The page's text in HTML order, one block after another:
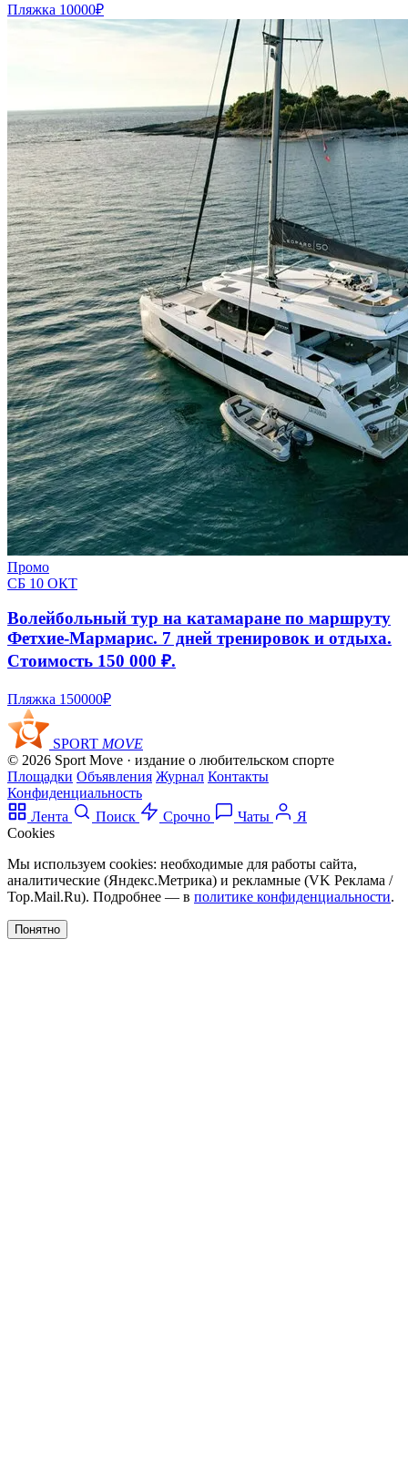
Пляжка 10000₽
Промо
СБ 10 ОКТ
Волейбольный тур на катамаране по маршруту
Фетхие-Мармарис. 7 дней тренировок и отдыха.
Стоимость 150 000 ₽.
Пляжка 150000₽
SPORT MOVE
© 2026 Sport Move · издание о любительском спорте
Площадки Объявления Журнал Контакты
Конфиденциальность
Лента
Поиск Срочно Чаты
Я
Cookies
Мы используем cookies: необходимые для работы сайта,
аналитические (Яндекс.Метрика) и рекламные (VK Реклама /
Top.Mail.Ru). Подробнее — в политике конфиденциальности.
Понятно